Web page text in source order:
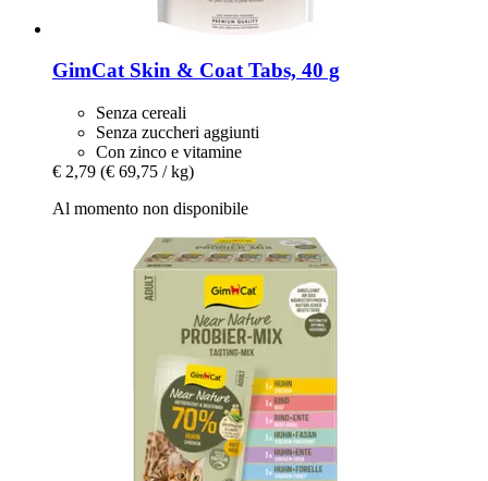
GimCatSkin & Coat Tabs, 40 g
Senza cereali
Senza zuccheri aggiunti
Con zinco e vitamine
€ 2,79 (€ 69,75 / kg)
Al momento non disponibile